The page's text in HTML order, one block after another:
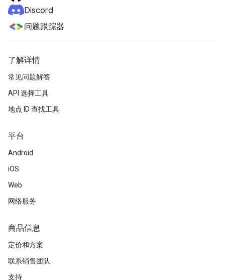
Discord
问题跟踪器
了解详情
常见问题解答
API 选择工具
地点 ID 查找工具
平台
Android
iOS
Web
网络服务
商品信息
定价和方案
联系销售团队
支持